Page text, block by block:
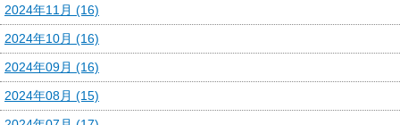
2024年11月 (16)
2024年10月 (16)
2024年09月 (16)
2024年08月 (15)